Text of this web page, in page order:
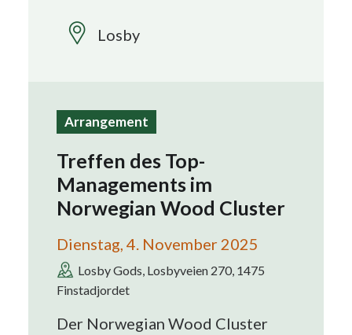
Losby
Arrangement
Treffen des Top-
Managements im
Norwegian Wood Cluster
Dienstag, 4. November 2025
Losby Gods, Losbyveien 270, 1475
Finstadjordet
Der Norwegian Wood Cluster